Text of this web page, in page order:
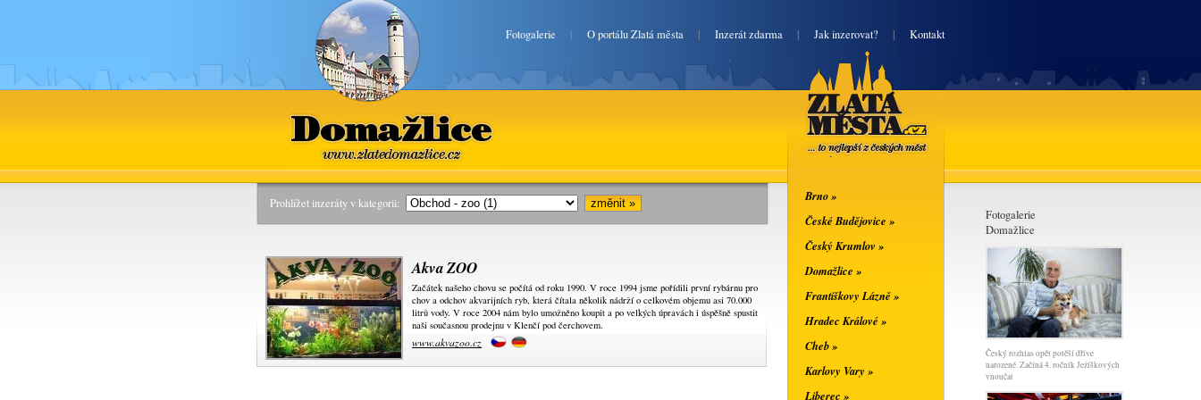
Fotogalerie | O portálu Zlatá města | Inzerát zdarma | Jak inzerovat? | Kontakt
Domažlice
www.zlatedomazlice.cz
Prohlížet inzeráty v kategorii:
Akva ZOO
Začátek našeho chovu se počítá od roku 1990. V roce 1994 jsme pořídili první rybárnu pro
chov a odchov akvarijních ryb, která čítala několik nádrží o celkovém objemu asi 70.000
litrů vody. V roce 2004 nám bylo umožněno koupit a po velkých úpravách i úspěšně spustit
naši současnou prodejnu v Klenčí pod čerchovem.
www.akvazoo.cz
Fotogalerie
Domažlice
Český rozhlas opět potěší dříve
narozené. Začíná 4. ročník Ježíškových
vnoučat
Zlatá města
... to nejlepší z
českých měst
Brno »
České Budějovice »
Český Krumlov »
Domažlice »
Františkovy Lázně »
Hradec Králové »
Cheb »
Karlovy Vary »
Liberec »